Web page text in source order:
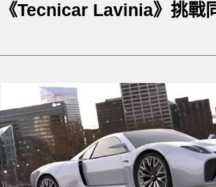
《Tecnicar Lavinia》挑戰